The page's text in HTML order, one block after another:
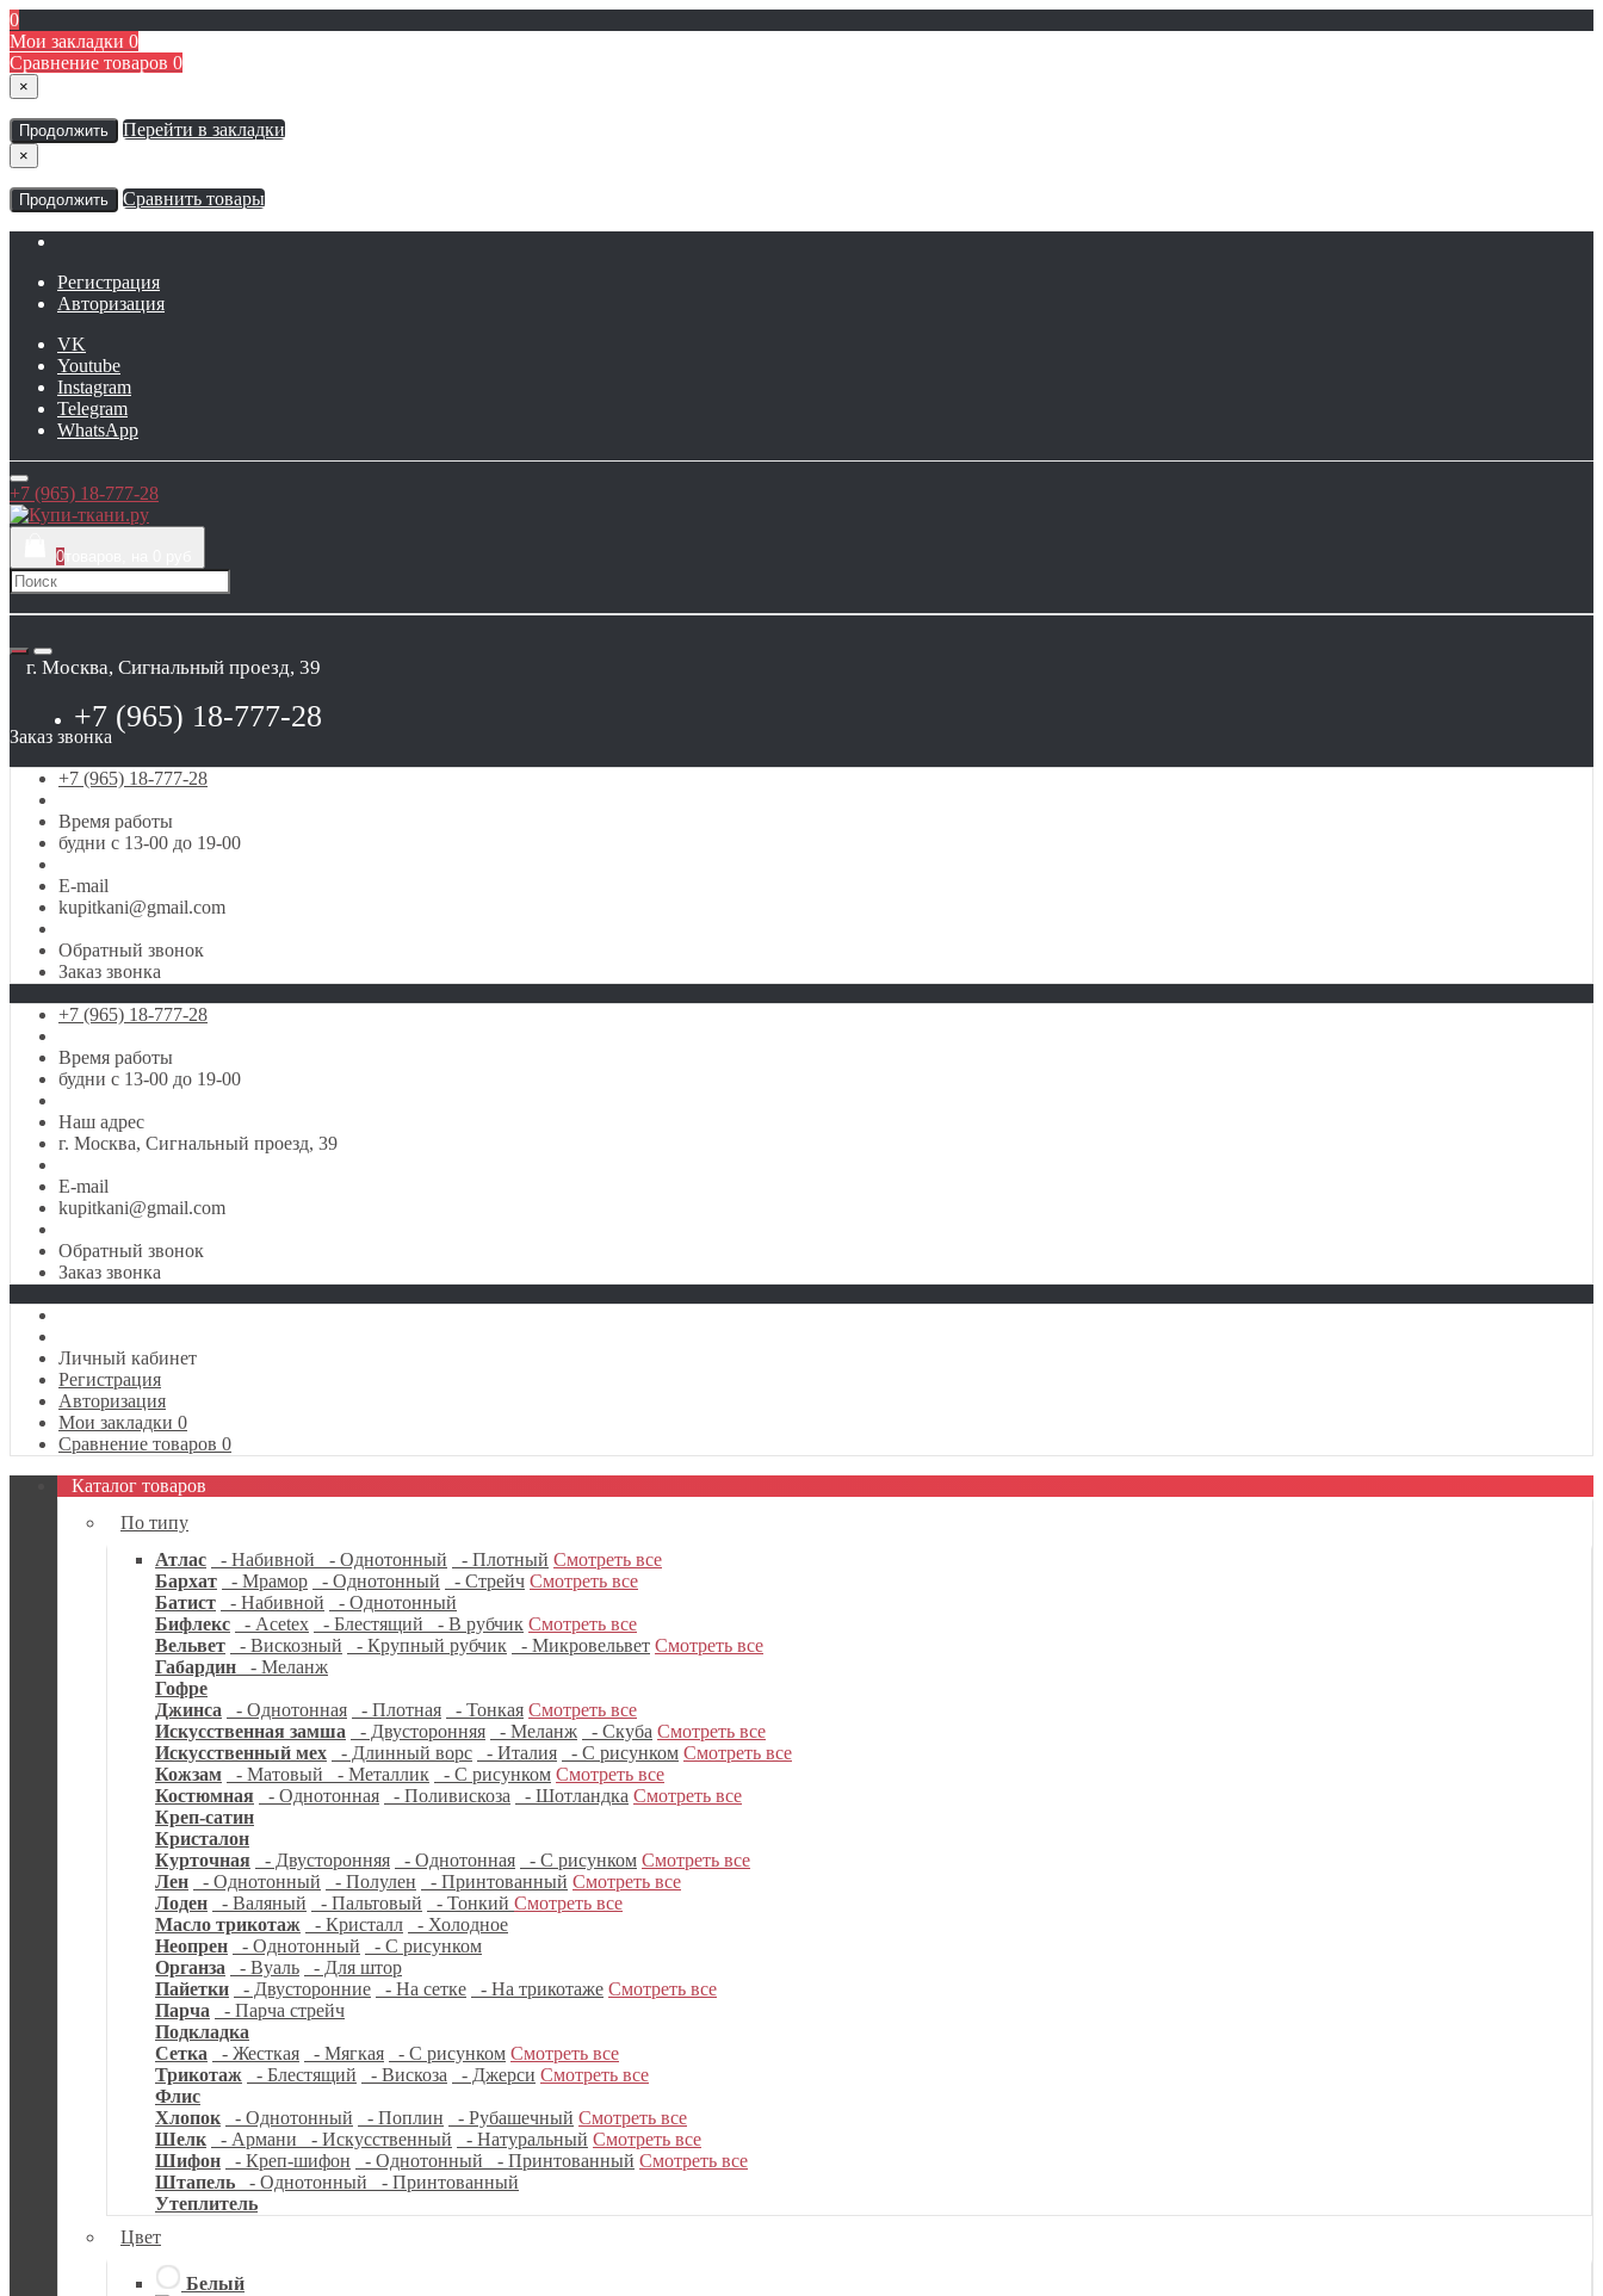
0
Мои закладки 0
Сравнение товаров 0
×
Продолжить Перейти в закладки
×
Продолжить Сравнить товары
Регистрация
Авторизация
VK
Youtube
Instagram
Telegram
WhatsApp
+7 (965) 18-777-28
0
г. Москва, Сигнальный проезд, 39
+7 (965) 18-777-28
Заказ звонка
+7 (965) 18-777-28
Время работы
будни с 13-00 до 19-00
E-mail
kupitkani@gmail.com
Обратный звонок
Заказ звонка
+7 (965) 18-777-28
Время работы
будни с 13-00 до 19-00
Наш адрес
г. Москва, Сигнальный проезд, 39
E-mail
kupitkani@gmail.com
Обратный звонок
Заказ звонка
Личный кабинет
Регистрация
Авторизация
Мои закладки 0
Сравнение товаров 0
Каталог товаров
По типу
Атлас
- Набивной - Однотонный - Плотный Смотреть все
Бархат
- Мрамор - Однотонный - Стрейч Смотреть все
Батист
- Набивной
- Однотонный
Бифлекс
- Acetex - Блестящий - В рубчик Смотреть все
Вельвет
- Вискозный - Крупный рубчик - Микровельвет Смотреть все
Габардин
- Меланж
Гофре
Джинса
- Однотонная - Плотная - Тонкая Смотреть все
Искусственная замша
- Двусторонняя - Меланж - Скуба Смотреть все
Искусственный мех
- Длинный ворс - Италия - С рисунком Смотреть все
Кожзам
- Матовый - Металлик - С рисунком Смотреть все
Костюмная
- Однотонная - Поливискоза - Шотландка Смотреть все
Креп-сатин
Кристалон
Курточная
- Двусторонняя - Однотонная - С рисунком Смотреть все
Лен
- Однотонный - Полулен - Принтованный Смотреть все
Лоден
- Валяный - Пальтовый - Тонкий Смотреть все
Масло трикотаж
- Кристалл
- Холодное
Неопрен
- Однотонный
- С рисунком
Органза
- Вуаль
- Для штор
Пайетки
- Двусторонние - На сетке - На трикотаже Смотреть все
Парча
- Парча стрейч
Подкладка
Сетка
- Жесткая - Мягкая - С рисунком Смотреть все
Трикотаж
- Блестящий - Вискоза - Джерси Смотреть все
Флис
Хлопок
- Однотонный - Поплин - Рубашечный Смотреть все
Шелк
- Армани - Искусственный - Натуральный Смотреть все
Шифон
- Креп-шифон - Однотонный - Принтованный Смотреть все
Штапель
- Однотонный
- Принтованный
Утеплитель
Цвет
Белый